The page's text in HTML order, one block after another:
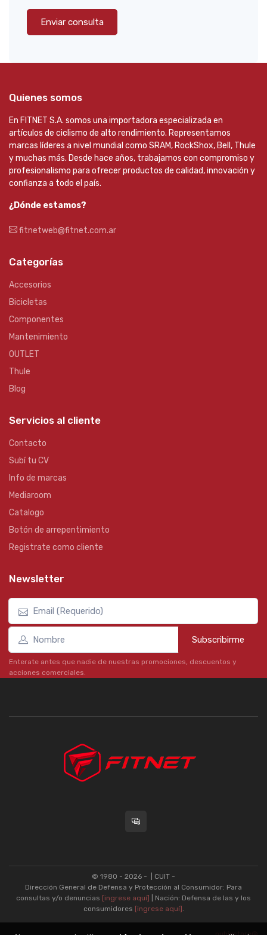
Enviar consulta
Quienes somos
En FITNET S.A. somos una importadora especializada en
artículos de ciclismo de alto rendimiento. Representamos
marcas líderes a nivel mundial como SRAM, RockShox, Bell, Thule
y muchas más. Desde hace años, trabajamos con compromiso y
profesionalismo para ofrecer productos de calidad, innovación y
confianza a todo el país.
¿Dónde estamos?
fitnetweb@fitnet.com.ar
Categorías
Accesorios
Bicicletas
Componentes
Mantenimiento
OUTLET
Thule
Blog
Servicios al cliente
Contacto
Subí tu CV
Info de marcas
Mediaroom
Catalogo
Botón de arrepentimiento
Registrate como cliente
Newsletter
Subscribirme
Enterate antes que nadie de nuestras promociones, descuentos y
acciones comerciales.
© 1980 - 2026 -
| CUIT -
Dirección General de Defensa y Protección al Consumidor: Para
consultas y/o denuncias [ingrese aquí]
| Nación: Defensa de las y los
consumidores [ingrese aquí] .